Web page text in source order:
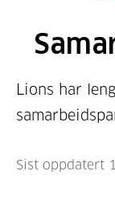
Lions har
Sist oppdatert